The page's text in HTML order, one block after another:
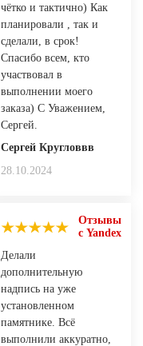
чётко и тактично) Как
планировали , так и
сделали, в срок!
Спасибо всем, кто
участвовал в
выполнении моего
заказа) С Уважением,
Сергей.
Сергей Кругловвв
28.10.2024
Отзывы
с Yandex
Делали
дополнительную
надпись на уже
установленном
памятнике. Всё
выполнили аккуратно,